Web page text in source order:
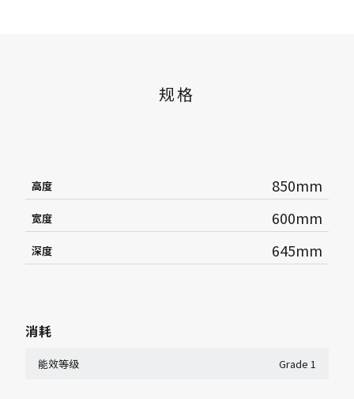
规格
高度 850mm
宽度 600mm
深度 645mm
消耗
能效等级 Grade 1